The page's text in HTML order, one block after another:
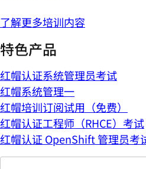
了解更多培训内容
特色产品
红帽认证系统管理员考试
红帽系统管理一
红帽培训订阅试用（免费）
红帽认证工程师（RHCE）考试
红帽认证 OpenShift 管理员考